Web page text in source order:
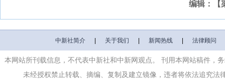
编辑：【
中新社简介| 关于我们 | 新闻热线| 法律顾问
本网站所刊载信息，不代表中新社和中新网观点。 刊用本网站稿件，
未经授权禁止转载、摘编、复制及建立镜像，违者将依法追究法